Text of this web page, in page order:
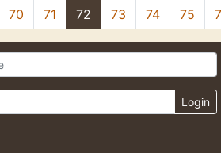
70 71 72 73 74 75
Login